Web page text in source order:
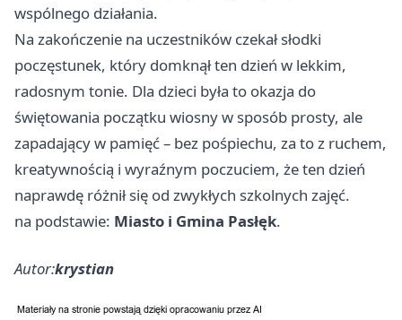
wspólnego działania.
Na zakończenie na uczestników czekał słodki
poczęstunek, który domknął ten dzień w lekkim,
radosnym tonie. Dla dzieci była to okazja do
świętowania początku wiosny w sposób prosty, ale
zapadający w pamięć – bez pośpiechu, za to z ruchem,
kreatywnością i wyraźnym poczuciem, że ten dzień
naprawdę różnił się od zwykłych szkolnych zajęć.
na podstawie: Miasto i Gmina Pasłęk.
Autor:krystian